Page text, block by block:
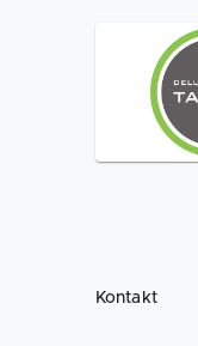
Kontakt